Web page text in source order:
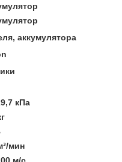
аккумулятора
кПа
мин
м/с